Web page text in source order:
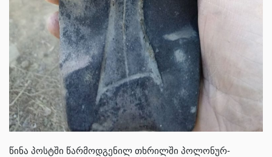
წინა პოსტში წარმოდგენილ თხრილში პოლონურ-